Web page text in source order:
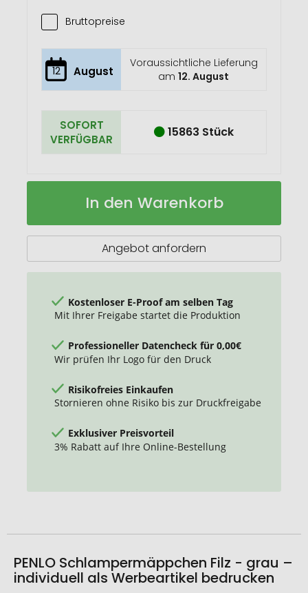
Bruttopreise
12 August
Voraussichtliche Lieferung
am12. August
SOFORT
VERFÜGBAR
15863 Stück
PENLO
Schlampermäppchen
Auf
In den Warenkorb
Angebot anfordern
Kostenloser E-Proof am selben Tag
Mit Ihrer Freigabe startet die Produktion
Professioneller Datencheck für 0,00€
Wir prüfen Ihr Logo für den Druck
Risikofreies Einkaufen
Stornieren ohne Risiko bis zur Druckfreigabe
Exklusiver Preisvorteil
3% Rabatt auf Ihre Online-Bestellung
PENLO Schlampermäppchen Filz - grau –
individuell als Werbeartikel bedrucken